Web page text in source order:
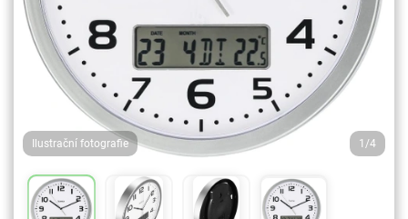
Ilustrační fotografie 1/4